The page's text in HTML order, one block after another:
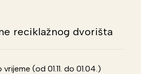
reciklažnog dvorišta
(od 01.11. do 01.04.)